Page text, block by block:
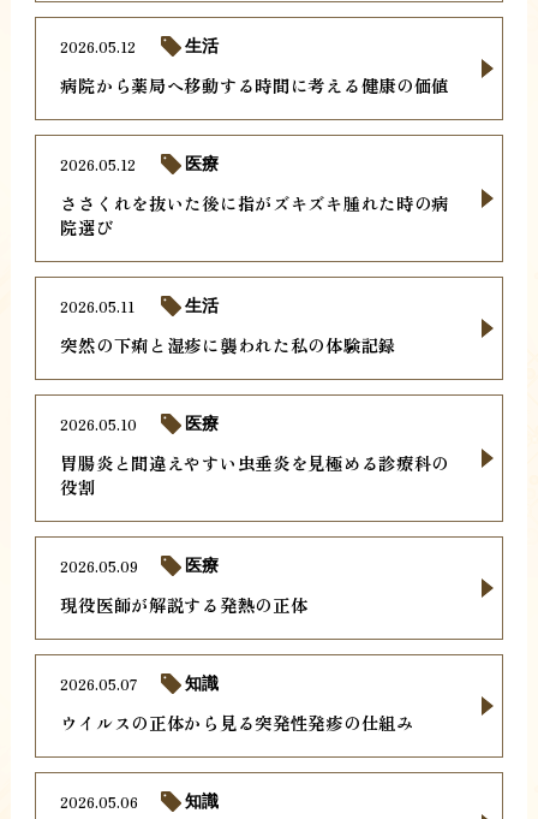
病院から薬局へ移動する時間に考える健康の価値
2026.05.12 生活
ささくれを抜いた後に指がズキズキ腫れた時の病
院選び
2026.05.12 医療
突然の下痢と湿疹に襲われた私の体験記録
2026.05.11 生活
胃腸炎と間違えやすい虫垂炎を見極める診療科の
役割
2026.05.10 医療
現役医師が解説する発熱の正体
2026.05.09 医療
ウイルスの正体から見る突発性発疹の仕組み
2026.05.07 知識
2026.05.06 知識